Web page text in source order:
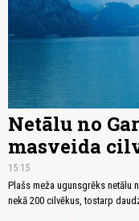
Netālu no
masveida
15:15
Plašs meža ugunsgrēks netālu
nekā 200 cilvēkus, tostarp